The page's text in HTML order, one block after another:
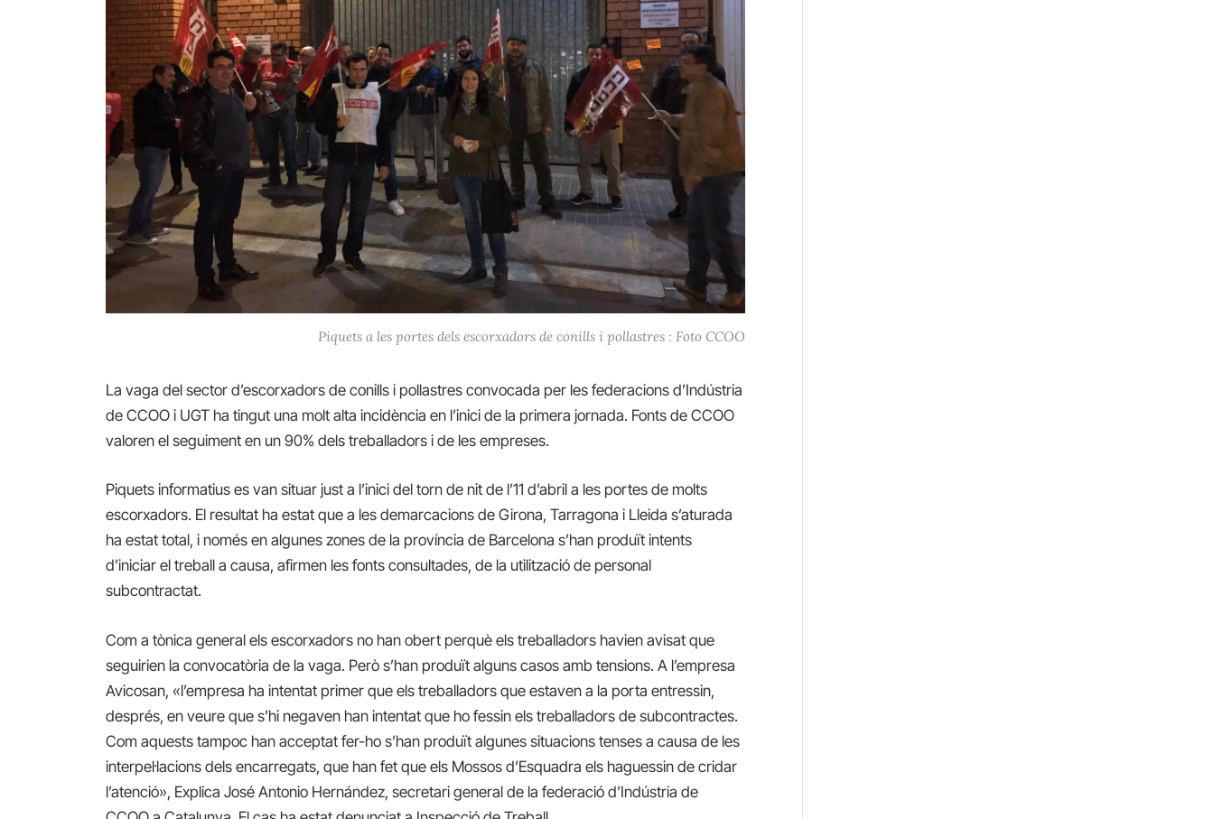
Piquets a les portes dels escorxadors de conills i pollastres : Foto CCOO
La vaga del sector d’escorxadors de conills i pollastres convocada per les federacions d’Indústria
de CCOO i UGT ha tingut una molt alta incidència en l’inici de la primera jornada. Fonts de CCOO
valoren el seguiment en un 90% dels treballadors i de les empreses.
Piquets informatius es van situar just a l’inici del torn de nit de l’11 d’abril a les portes de molts
escorxadors. El resultat ha estat que a les demarcacions de Girona, Tarragona i Lleida s’aturada
ha estat total, i només en algunes zones de la província de Barcelona s’han produït intents
d’iniciar el treball a causa, afirmen les fonts consultades, de la utilització de personal
subcontractat.
Com a tònica general els escorxadors no han obert perquè els treballadors havien avisat que
seguirien la convocatòria de la vaga. Però s’han produït alguns casos amb tensions. A l’empresa
Avicosan, «l’empresa ha intentat primer que els treballadors que estaven a la porta entressin,
després, en veure que s’hi negaven han intentat que ho fessin els treballadors de subcontractes.
Com aquests tampoc han acceptat fer-ho s’han produït algunes situacions tenses a causa de les
interpel·lacions dels encarregats, que han fet que els Mossos d’Esquadra els haguessin de cridar
l’atenció», Explica José Antonio Hernández, secretari general de la federació d’Indústria de